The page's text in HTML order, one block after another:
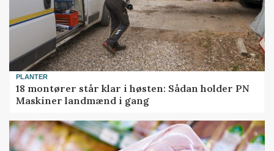
PLANTER
18 montører står klar i høsten: Sådan holder PN
Maskiner landmænd i gang